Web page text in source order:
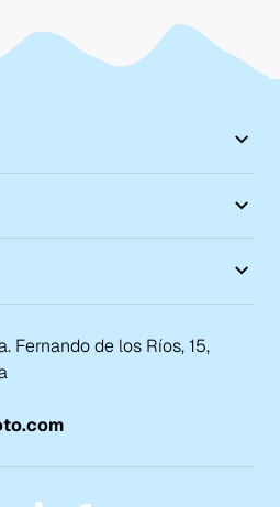
Fernando de los Ríos, 15,